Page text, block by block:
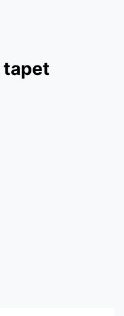
tapet